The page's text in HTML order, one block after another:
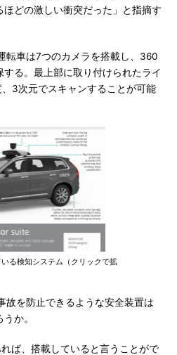
どの激しい衝突だった」と指摘す
車は7つのカメラを搭載し、360
る。最上部に取り付けられたライ
3次元でスキャンすることが可能
る検知システム（クリックで拡
を防止できるような安全装置は
か。
ば、搭載していると言うことがで